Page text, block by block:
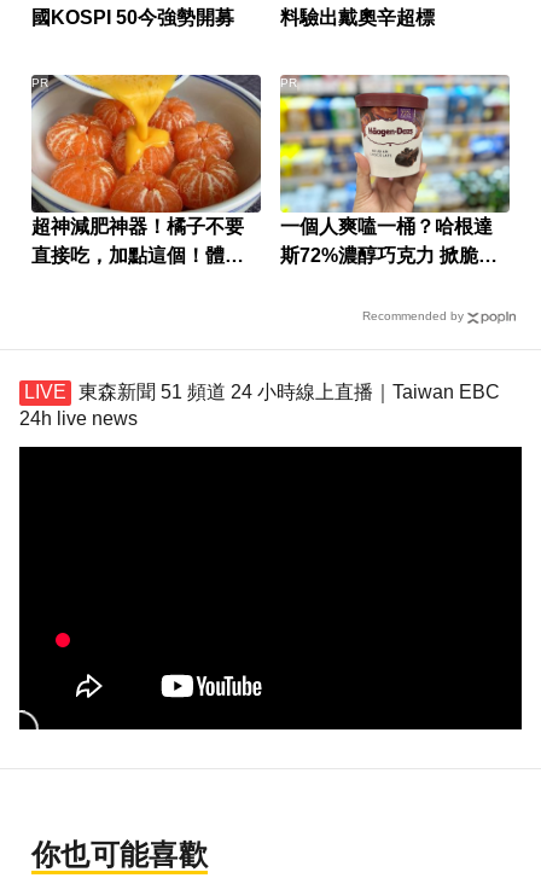
國KOSPI 50今強勢開募
料驗出戴奧辛超標
超神減肥神器！橘子不要
直接吃，加點這個！體重
PR
一個人爽嗑一桶？哈根達
斯72%濃醇巧克力 掀脆友
PR
Recommended by
東森新聞 51 頻道 24 小時線上直播｜Taiwan EBC
24h live news
你也可能喜歡